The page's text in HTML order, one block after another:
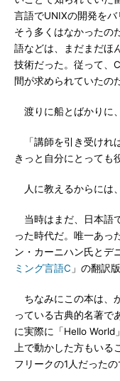
言語でUNIXの開発を
そう多くはなかったの
語などは、まだまだほ
技術だった。従って、
間が求められていたの
渡りに船とばかりに
「講師を引き受けれ
きっと自分にとっても
人に教えるからには
当時はまだ、日本語
った時代だ。唯一あっ
ン・カーニハン氏とデ
ミング言語C 」の翻訳
ちなみにこの本は、
っている古典的名著で
に実際に「Hello World
上で動かした方もい
フリークの1人だったの